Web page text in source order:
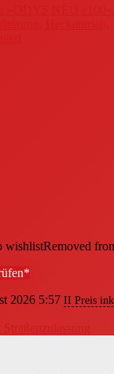
wishlistRemoved
2026 5:57 II Preis